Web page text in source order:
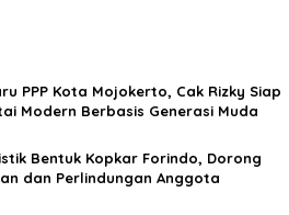
PPP Kota Mojokerto, Cak Rizky Siap
Modern Berbasis Generasi Muda
Bentuk Kopkar Forindo, Dorong
dan Perlindungan Anggota